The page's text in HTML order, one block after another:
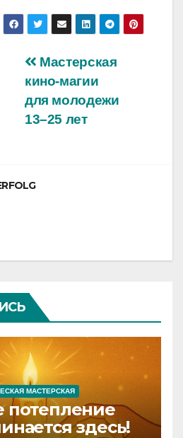
Мастерская
кино-магии
для молодежи
13–25 лет
МАСТЕРСКАЯ
потепление
здесь!